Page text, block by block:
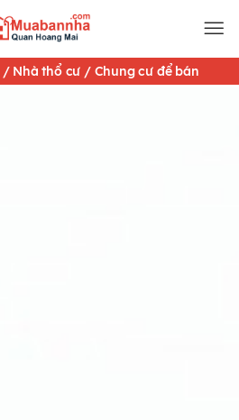
Nhà thổ cư / Chung cư để bán